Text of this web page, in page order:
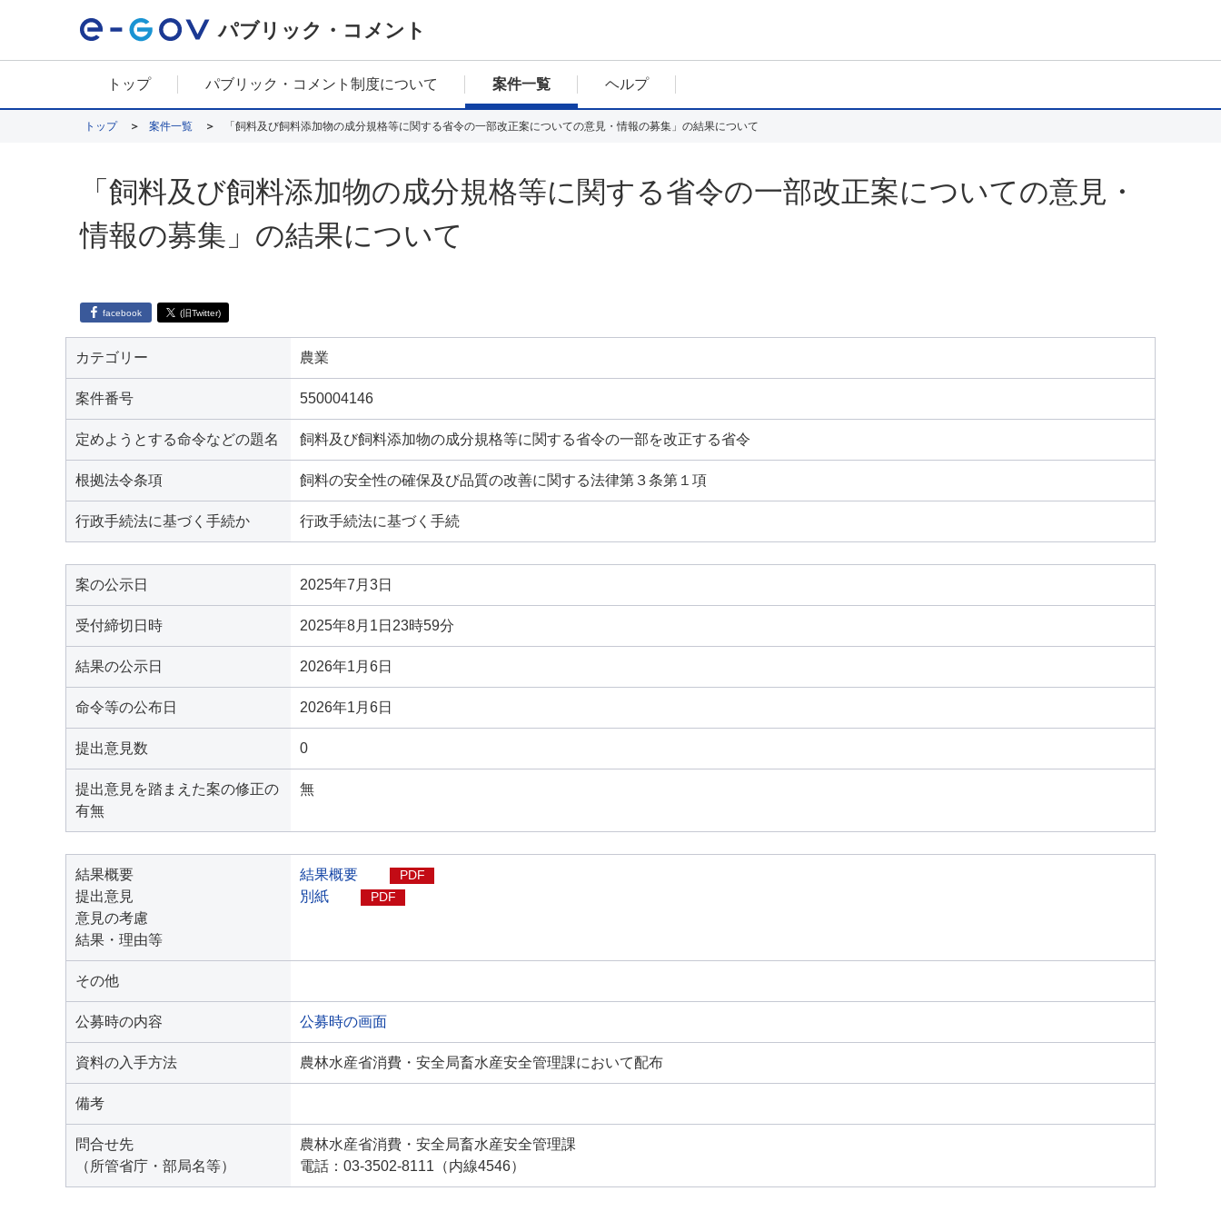
パブリック・コメント
トップ パブリック・コメント制度について 案件一覧 ヘルプ
トップ 案件一覧 「飼料及び飼料添加物の成分規格等に関する省令の一部改正案についての意見・情報の募集」の結果について
「飼料及び飼料添加物の成分規格等に関する省令の一部改正案についての意見・
情報の募集」の結果について
facebook (旧Twitter)
カテゴリー 農業
案件番号 550004146
定めようとする命令などの題名 飼料及び飼料添加物の成分規格等に関する省令の一部を改正する省令
根拠法令条項 飼料の安全性の確保及び品質の改善に関する法律第３条第１項
行政手続法に基づく手続か 行政手続法に基づく手続
案の公示日 2025年7月3日
受付締切日時 2025年8月1日23時59分
結果の公示日 2026年1月6日
命令等の公布日 2026年1月6日
提出意見数 0
提出意見を踏まえた案の修正の
有無
無
結果概要
提出意見
意見の考慮
結果・理由等
結果概要 PDF
別紙 PDF
その他
公募時の内容 公募時の画面
資料の入手方法 農林水産省消費・安全局畜水産安全管理課において配布
備考
問合せ先
（所管省庁・部局名等）
農林水産省消費・安全局畜水産安全管理課
電話：03-3502-8111（内線4546）